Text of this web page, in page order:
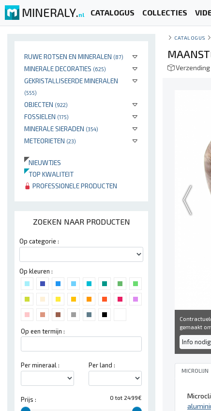
MINERALY.nl CATALOGUS COLLECTIES
RUWE ROTSEN EN MINERALEN (87)
MINERALE DECORATIES (625)
GEKRISTALLISEERDE MINERALEN
(555)
OBJECTEN (922)
FOSSIELEN (175)
MINERALE SIERADEN (354)
METEORIETEN (23)
NIEUWTJES
TOP KWALITEIT
PROFESSIONELE PRODUCTEN
ZOEKEN NAAR PRODUCTEN
Op categorie :
Op kleuren :
Op een termijn :
Per mineraal : Per land :
0 tot 2499€
Prijs :
CATALOGUS
gemaakt
Info
MICROLIJN